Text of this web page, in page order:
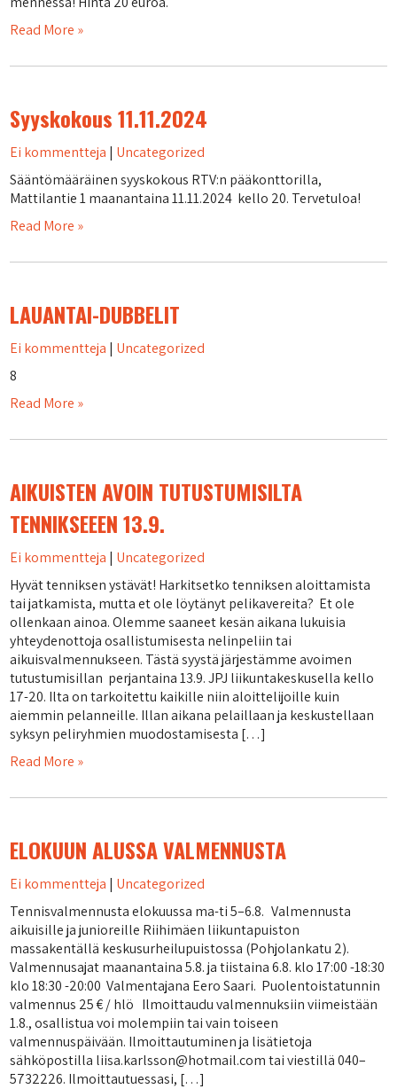
Read More »
Syyskokous 11.11.2024
Ei kommentteja | Uncategorized
Sääntömääräinen syyskokous RTV:n pääkonttorilla,
Mattilantie 1 maanantaina 11.11.2024 kello 20. Tervetuloa!
Read More »
LAUANTAI-DUBBELIT
Ei kommentteja | Uncategorized
8
Read More »
AIKUISTEN AVOIN TUTUSTUMISILTA
TENNIKSEEEN 13.9.
Ei kommentteja | Uncategorized
Hyvät tenniksen ystävät! Harkitsetko tenniksen aloittamista
tai jatkamista, mutta et ole löytänyt pelikavereita? Et ole
ollenkaan ainoa. Olemme saaneet kesän aikana lukuisia
yhteydenottoja osallistumisesta nelinpeliin tai
aikuisvalmennukseen. Tästä syystä järjestämme avoimen
tutustumisillan perjantaina 13.9. JPJ liikuntakeskusella kello
17-20. Ilta on tarkoitettu kaikille niin aloittelijoille kuin
aiemmin pelanneille. Illan aikana pelaillaan ja keskustellaan
syksyn peliryhmien muodostamisesta […]
Read More »
ELOKUUN ALUSSA VALMENNUSTA
Ei kommentteja | Uncategorized
Tennisvalmennusta elokuussa ma-ti 5–6.8. Valmennusta
aikuisille ja junioreille Riihimäen liikuntapuiston
massakentällä keskusurheilupuistossa (Pohjolankatu 2).
Valmennusajat maanantaina 5.8. ja tiistaina 6.8. klo 17:00 -18:30
klo 18:30 -20:00 Valmentajana Eero Saari. Puolentoistatunnin
valmennus 25 € / hlö Ilmoittaudu valmennuksiin viimeistään
1.8., osallistua voi molempiin tai vain toiseen
valmennuspäivään. Ilmoittautuminen ja lisätietoja
sähköpostilla liisa.karlsson@hotmail.com tai viestillä 040–
5732226. Ilmoittautuessasi, […]